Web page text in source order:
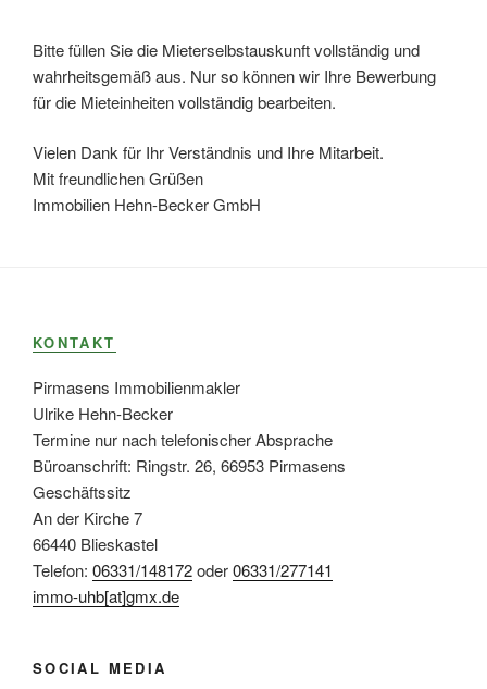
Bitte füllen Sie die Mieterselbstauskunft vollständig und
wahrheitsgemäß aus. Nur so können wir Ihre Bewerbung
für die Mieteinheiten vollständig bearbeiten.
Vielen Dank für Ihr Verständnis und Ihre Mitarbeit.
Mit freundlichen Grüßen
Immobilien Hehn-Becker GmbH
KONTAKT
Pirmasens Immobilienmakler
Ulrike Hehn-Becker
Termine nur nach telefonischer Absprache
Büroanschrift: Ringstr. 26, 66953 Pirmasens
Geschäftssitz
An der Kirche 7
66440 Blieskastel
Telefon: 06331/148172oder06331/277141
immo-uhb[at]gmx.de
SOCIAL MEDIA